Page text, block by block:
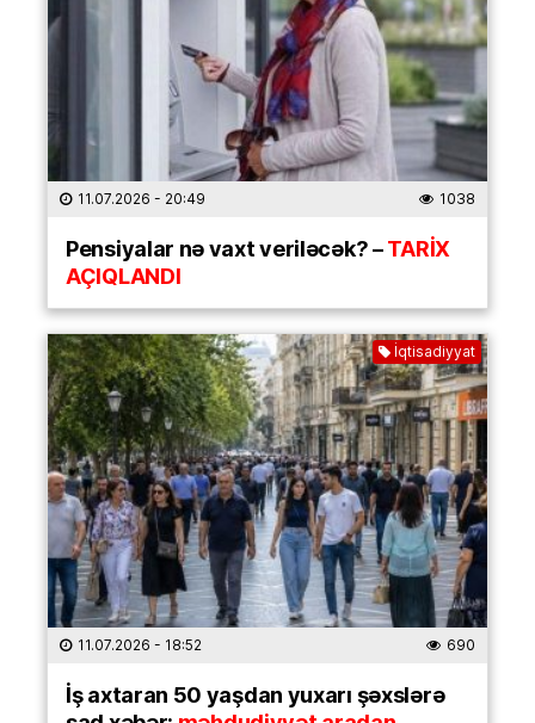
11.07.2026 - 20:49 1038
Pensiyalar nə vaxt veriləcək? –TARİX
AÇIQLANDI
İqtisadiyyat
11.07.2026 - 18:52 690
İş axtaran 50 yaşdan yuxarı şəxslərə